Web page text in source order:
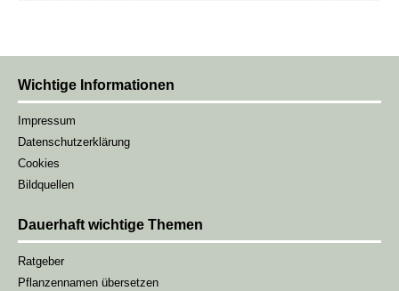
Wichtige Informationen
Impressum
Datenschutzerklärung
Cookies
Bildquellen
Dauerhaft wichtige Themen
Ratgeber
Pflanzennamen übersetzen